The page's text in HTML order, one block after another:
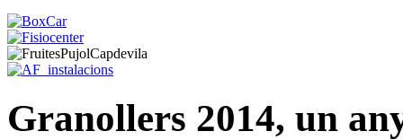
Granollers 2014, un